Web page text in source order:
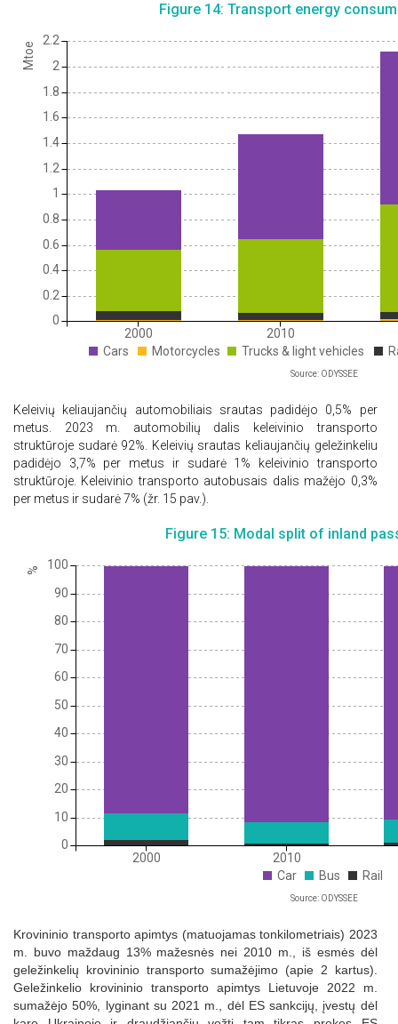
Figure 14: Transport energy
2000 2010
Mtoe
0
0.2
0.4
0.6
0.8
1
1.2
1.4
1.6
1.8
2
2.2
Cars Motorcycles Trucks & light vehicles
Source: ODYSSEE
Keleivių keliaujančių automobiliais srautas
padidėjo 0,5% per
metus. 2023 m. automobilių dalis keleivinio transporto
struktūroje sudarė 92%. Keleivių srautas keliaujančių geležinkeliu
padidėjo 3,7% per metus ir sudarė 1% keleivinio transporto
struktūroje. Keleivinio transporto autobusais dalis mažėjo 0,3%
per metus ir sudarė 7% (žr. 15 pav.).
Figure 15: Modal split of inland
2000 2010
%
0
10
20
30
40
50
60
70
80
90
100
Car Bus Rail
Source: ODYSSEE
Krovininio transporto apimtys (matuojamas tonkilometriais) 2023
m. buvo maždaug 13% mažesnės nei 2010 m., iš esmės dėl
geležinkelių krovininio transporto sumažėjimo (apie 2 kartus).
Geležinkelio krovininio transporto apimtys Lietuvoje 2022 m.
sumažėjo 50%, lyginant su 2021 m.,
dėl ES sankcijų, įvestų dėl